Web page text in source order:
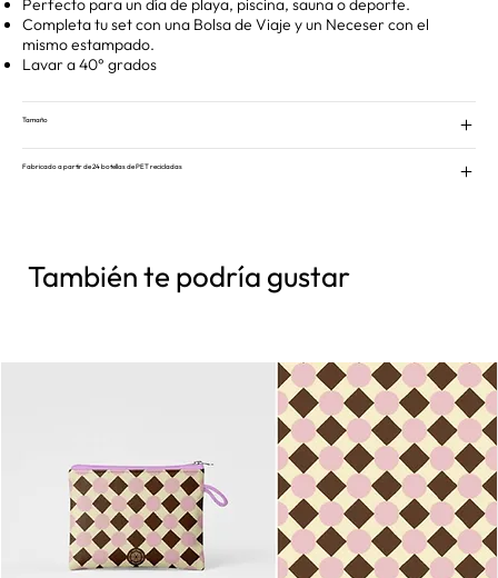
Perfecto para un día de playa, piscina, sauna o deporte.
Completa tu set con una Bolsa de Viaje y un Neceser con el
mismo estampado.
Lavar a 40° grados
Tamaño
Fabricado a partir de 24 botellas de PET recicladas
También te podría gustar